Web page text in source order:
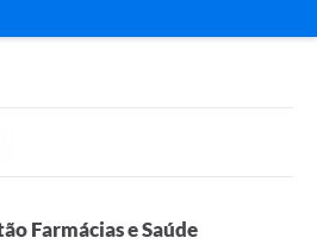
Farmácias e Saúde